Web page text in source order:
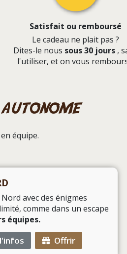
Satisfait ou remboursé
Le cadeau ne plait pas ?
Dites-le nous sous 30 jours,
l'utiliser, et on vous
équipe.
avec des énigmes
comme dans un escape
équipes.
Offrir